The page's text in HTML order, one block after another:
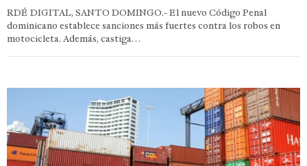
RDÉ DIGITAL, SANTO DOMINGO.- El nuevo Código Penal
dominicano establece sanciones más fuertes contra los robos en
motocicleta. Además, castiga…